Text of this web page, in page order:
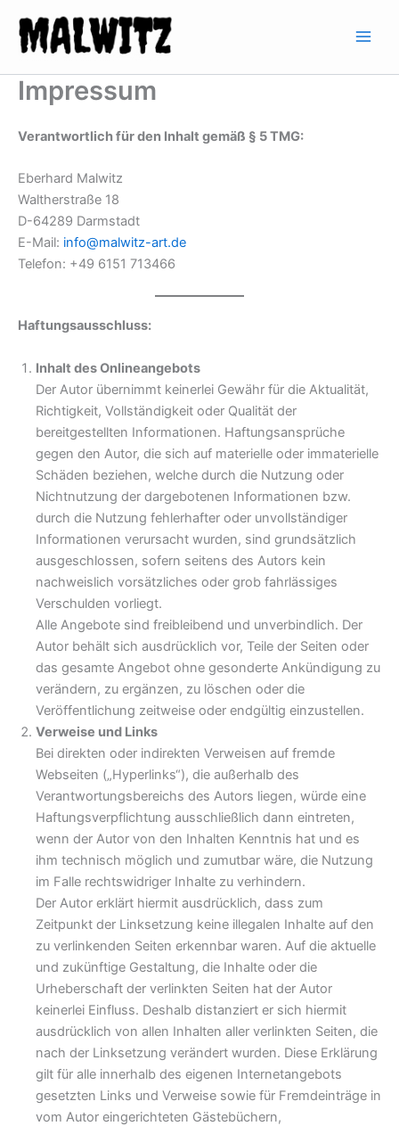
Inhalt
springen
Impressum
Verantwortlich für den Inhalt gemäß § 5 TMG:
Eberhard Malwitz
Waltherstraße 18
D-64289 Darmstadt
E-Mail: info@malwitz-art.de
Telefon: +49 6151 713466
Haftungsausschluss:
Inhalt des Onlineangebots
Der Autor übernimmt keinerlei Gewähr für die Aktualität,
Richtigkeit, Vollständigkeit oder Qualität der
bereitgestellten Informationen. Haftungsansprüche
gegen den Autor, die sich auf materielle oder immaterielle
Schäden beziehen, welche durch die Nutzung oder
Nichtnutzung der dargebotenen Informationen bzw.
durch die Nutzung fehlerhafter oder unvollständiger
Informationen verursacht wurden, sind grundsätzlich
ausgeschlossen, sofern seitens des Autors kein
nachweislich vorsätzliches oder grob fahrlässiges
Verschulden vorliegt.
Alle Angebote sind freibleibend und unverbindlich. Der
Autor behält sich ausdrücklich vor, Teile der Seiten oder
das gesamte Angebot ohne gesonderte Ankündigung zu
verändern, zu ergänzen, zu löschen oder die
Veröffentlichung zeitweise oder endgültig einzustellen.
Verweise und Links
Bei direkten oder indirekten Verweisen auf fremde
Webseiten („Hyperlinks“), die außerhalb des
Verantwortungsbereichs des Autors liegen, würde eine
Haftungsverpflichtung ausschließlich dann eintreten,
wenn der Autor von den Inhalten Kenntnis hat und es
ihm technisch möglich und zumutbar wäre, die Nutzung
im Falle rechtswidriger Inhalte zu verhindern.
Der Autor erklärt hiermit ausdrücklich, dass zum
Zeitpunkt der Linksetzung keine illegalen Inhalte auf den
zu verlinkenden Seiten erkennbar waren. Auf die aktuelle
und zukünftige Gestaltung, die Inhalte oder die
Urheberschaft der verlinkten Seiten hat der Autor
keinerlei Einfluss. Deshalb distanziert er sich hiermit
ausdrücklich von allen Inhalten aller verlinkten Seiten, die
nach der Linksetzung verändert wurden. Diese Erklärung
gilt für alle innerhalb des eigenen Internetangebots
gesetzten Links und Verweise sowie für Fremdeinträge in
vom Autor eingerichteten Gästebüchern,